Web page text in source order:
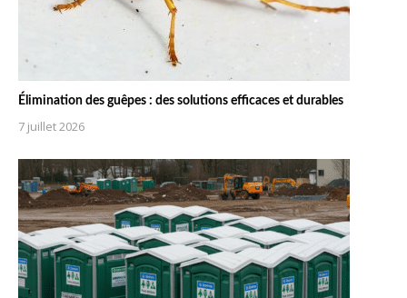
Élimination des guêpes : des solutions efficaces et durables
7 juillet 2026